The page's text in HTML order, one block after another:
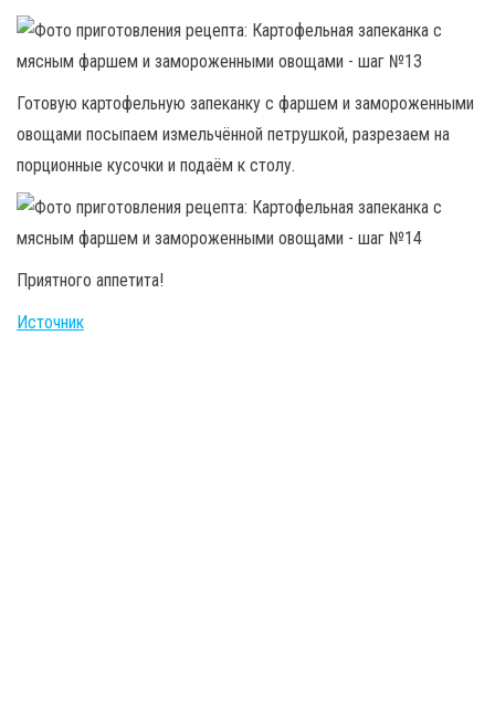
Готовую картофельную запеканку с фаршем и замороженными
овощами посыпаем измельчённой петрушкой, разрезаем на
порционные кусочки и подаём к столу.
Приятного аппетита!
Источник